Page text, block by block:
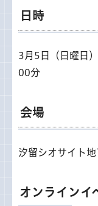
日時
3月5日（日曜日
00分
会場
汐留シオサイト地
オンラインイ